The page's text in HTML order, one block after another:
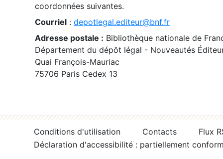
coordonnées suivantes.
Courriel : depotlegal.editeur@bnf.fr
Adresse postale : Bibliothèque nationale de
Département du dépôt légal - Nouveautés
Quai François-Mauriac
75706 Paris Cedex 13
Conditions d'utilisation Contacts
Flux
Déclaration d'accessibilité : partiellement